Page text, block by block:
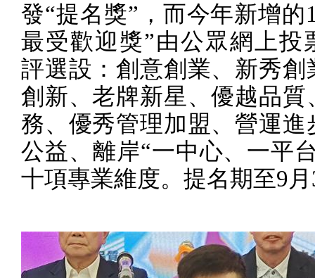
發“提名獎”，而今年新增的
最受歡迎獎”由公眾網上投
評選設：創意創業、新秀創
創新、老牌新星、優越品質
務、優秀管理加盟、營運進
公益、離岸“一中心、一平
十項專業維度。提名期至9